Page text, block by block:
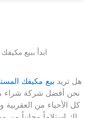
ابدأ ببيع
هل تريد بيع مكيفك
نحن أفضل شركة شراء
كل الأحياء من العقربية